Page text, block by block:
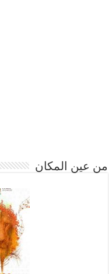
من عين المكان